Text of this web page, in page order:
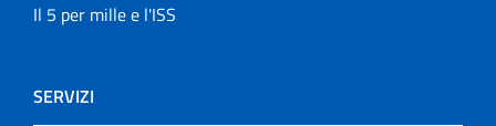
Il 5 per mille e l'ISS
SERVIZI